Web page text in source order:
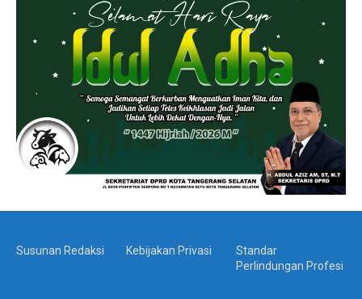
Susunan Redaksi Kebijakan Privasi
Standar
Perlindungan Profesi